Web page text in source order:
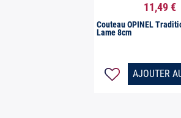
Aperçu
11,49 €
Couteau OPINEL
Lame 8cm
AJOUTER